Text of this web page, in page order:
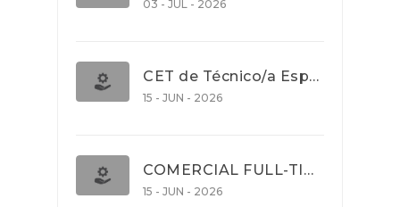
03 - JUL - 2026
CET de Técnico/a Especialista em Comércio Internacional (Nível 5)
15 - JUN - 2026
COMERCIAL FULL-TIME
15 - JUN - 2026